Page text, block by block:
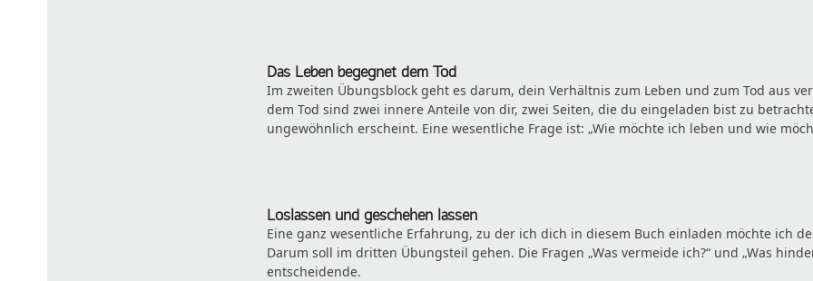
Das Leben begegnet dem Tod
Im zweiten Übungsblock geht es darum, dein Verhältnis zum Leben und zum Tod aus
dem Tod sind zwei innere Anteile von dir, zwei Seiten, die du eingeladen bist zu
ungewöhnlich erscheint. Eine wesentliche Frage ist: „Wie möchte ich leben und wie
Loslassen und geschehen lassen
Eine ganz wesentliche Erfahrung, zu der ich dich in diesem Buch einladen möchte ich
Darum soll im dritten Übungsteil gehen. Die Fragen „Was vermeide ich?“ und „Was
entscheidende.